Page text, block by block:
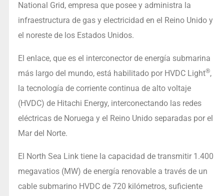
National Grid, empresa que posee y administra la
infraestructura de gas y electricidad en el Reino Unido y
el noreste de los Estados Unidos.
El enlace, que es el interconector de energía submarina
más largo del mundo, está habilitado por HVDC Light®,
la tecnología de corriente continua de alto voltaje
(HVDC) de Hitachi Energy, interconectando las redes
eléctricas de Noruega y el Reino Unido separadas por el
Mar del Norte.
El North Sea Link tiene la capacidad de transmitir 1.400
megavatios (MW) de energía renovable a través de un
cable submarino HVDC de 720 kilómetros, suficiente